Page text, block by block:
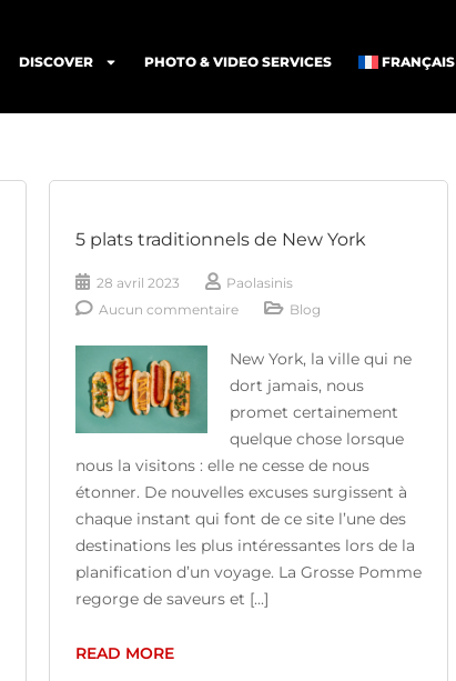
DISCOVER PHOTO & VIDEO SERVICES FRANÇAIS
5 plats traditionnels de New York
28 avril 2023
Paolasinis
Aucun commentaire
Blog
New York, la ville qui ne
dort jamais, nous
promet certainement
quelque chose lorsque
nous la visitons : elle ne cesse de nous
étonner. De nouvelles excuses surgissent à
chaque instant qui font de ce site l’une des
destinations les plus intéressantes lors de la
planification d’un voyage. La Grosse Pomme
regorge de saveurs et [...]
READ MORE